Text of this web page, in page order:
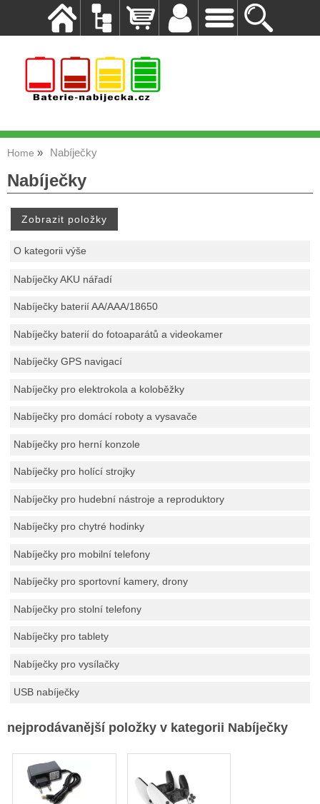
Home Nabíječky
Nabíječky
O kategorii výše
Nabíječky AKU nářadí
Nabíječky baterií AA/AAA/18650
Nabíječky baterií do fotoaparátů a videokamer
Nabíječky GPS navigací
Nabíječky pro elektrokola a koloběžky
Nabíječky pro domácí roboty a vysavače
Nabíječky pro herní konzole
Nabíječky pro holící strojky
Nabíječky pro hudební nástroje a reproduktory
Nabíječky pro chytré hodinky
Nabíječky pro mobilní telefony
Nabíječky pro sportovní kamery, drony
Nabíječky pro stolní telefony
Nabíječky pro tablety
Nabíječky pro vysílačky
USB nabíječky
nejprodávanější položky v kategorii Nabíječky